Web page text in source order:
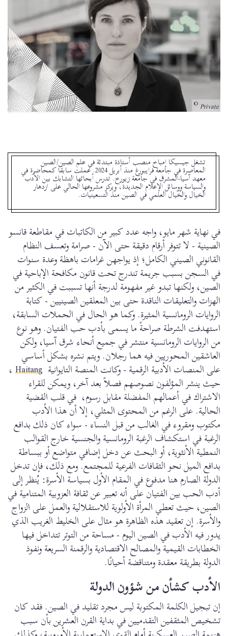
Private
تشغل جيسيكا إمباخ منصب أستاذة مبتدئة في علم الصين/الصين
المعاصرة في جامعة فرايبورغ منذ أبريل 2024. عملت سابقًا كمحاضرة في
معهد آسيا-المشرق في جامعة زيورخ. تدرس أبحاثها التشابك بين الأدب
والسياسة ووسائل الإعلام الجديدة، ويركز مشروعها الحالي على ازدهار
الخيال والخيال العلمي في الصين منذ التسعينيات.
في نهاية شهر مايو، واجه عدد كبير من الكاتبات في مقاطعة قانسو
الصينية - لا تتوفر أرقام دقيقة حتى الآن - صرامة وتعسف النظام
القانوني الصيني الكامل؛ إذ يواجهن غرامات باهظة وعدة سنوات
في السجن بسبب جريمة تندرج تحت قانون مكافحة الإباحية في
الصين، ولكنها تبدو غير مفهومة لدرجة أنها تسببت في الكثير من
الهزات والتعليقات الناقدة حتى بين المعلقين الصينيين - كتابة
الروايات الرومانسية المثيرة. وكما هو الحال في الحملات السابقة،
استهدفت الشرطة صراحةً ما يسمى بأدب حب الفتيان. وهو نوع
من الروايات الرومانسية منتشر في جميع أنحاء شرق آسيا، ولكن
العاشقين المحوريين فيه هما رجلان. ويتم نشره بشكل أساسي
على المنصات الأدبية الرقمية - وكانت المنصة التايوانية Haitang،
حيث ينشر المؤلفون نصوصهم فصلاً بعد آخر، ويمكن للقراء
الاشتراك في أعمالهم المفضلة مقابل رسوم، في قلب القضية
الحالية. على الرغم من المحتوى المثلي، إلا أن هذا الأدب
مكتوب ومقروء في الغالب من قبل النساء - سواء كان ذلك بدافع
الرغبة في استكشاف الرغبة الرومانسية والجنسية خارج القوالب
النمطية الأنثوية، أو البحث عن دخل إضافي متواضع أو ببساطة
بدافع الميل نحو الثقافات الفرعية للمجتمع. ومع ذلك، فإن تدخل
الدولة الصارم هنا مدفوع في المقام الأول بسياسة الأسرة: يُنظر إلى
أدب الحب بين الفتيان على أنه تعبير عن ثقافة العزوبية المتنامية في
الصين، حيث تعطي المرأة الأولوية للاستقلالية والعمل على الزواج
والأسرة. إن تعقيد هذه الظاهرة هو مثال على الخليط الغريب الذي
يدور فيه الأدب في الصين اليوم - مساحة من التوتر تتداخل فيها
الخطابات القيمية والمصالح الاقتصادية والرقمنة السريعة ونفوذ
الدولة بطريقة معقدة ومتناقضة أحيانًا.
الأدب كشأن من شؤون الدولة
إن تبجيل الكلمة المكتوبة ليس مجرد تقليد في الصين. فقد كان
تشخيص المثقفين التقدميين في بداية القرن العشرين بأن سبب